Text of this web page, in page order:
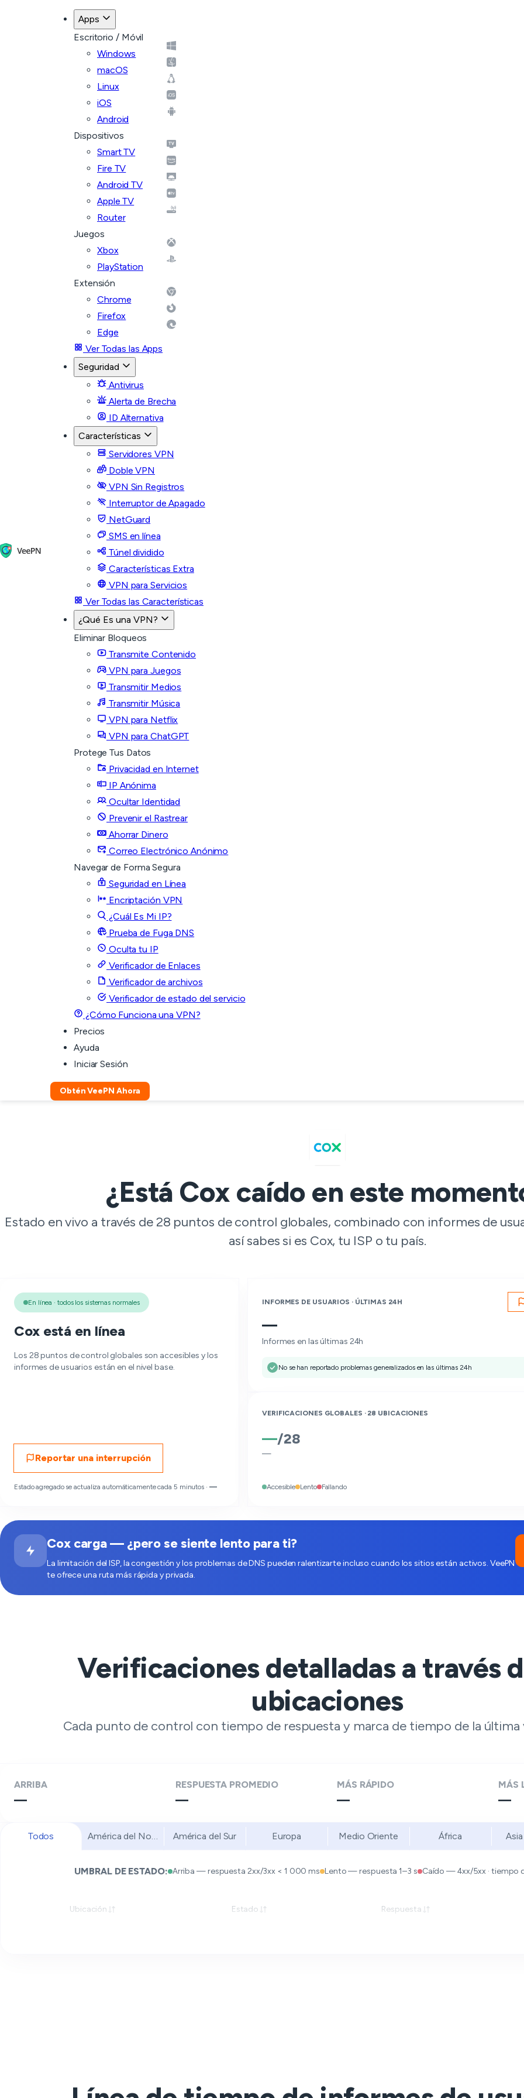
Apps
Escritorio / Móvil
Windows
macOS
Linux
iOS
Android
Dispositivos
Smart TV
Fire TV
Android TV
Apple TV
Router
Juegos
Xbox
PlayStation
Extensión
Chrome
Firefox
Edge
Ver Todas las Apps
Seguridad
Antivirus
Alerta de Brecha
ID Alternativa
Características
Servidores VPN
Doble VPN
VPN Sin Registros
Interruptor de Apagado
NetGuard
SMS en línea
Túnel dividido
Características Extra
VPN para Servicios
Ver Todas las Características
¿Qué Es una VPN?
Eliminar Bloqueos
Transmite Contenido
VPN para Juegos
Transmitir Medios
Transmitir Música
VPN para Netflix
VPN para ChatGPT
Protege Tus Datos
Privacidad en Internet
IP Anónima
Ocultar Identidad
Prevenir el Rastrear
Ahorrar Dinero
Correo Electrónico Anónimo
Navegar de Forma Segura
Seguridad en Línea
Encriptación VPN
¿Cuál Es Mi IP?
Prueba de Fuga DNS
Oculta tu IP
Verificador de Enlaces
Verificador de archivos
Verificador de estado del servicio
¿Cómo Funciona una VPN?
Precios
Ayuda
Iniciar Sesión
Obtén VeePN Ahora
¿Está Cox caído en este
Estado en vivo a través de 28 puntos de control globales, combinado con informes de
así sabes si es Cox, tu ISP o tu país.
En línea · todos los sistemas normales
Cox está en línea
Los 28 puntos de control globales son accesibles y los
informes de usuarios están en el nivel base.
Reportar una interrupción
Estado agregado se actualiza automáticamente cada 5 minutos · —
INFORMES DE USUARIOS · ÚLTIMAS 24H
—
Informes en las últimas 24h
No se han reportado problemas generalizados en las últimas 24h
VERIFICACIONES GLOBALES · 28 UBICACIONES
—/28
—
Accesible Lento Fallando
Cox carga — ¿pero se siente lento para ti?
La limitación del ISP, la congestión y los problemas de DNS pueden ralentizarte incluso cuando los sitios están activos. VeePN
te ofrece una ruta más rápida y privada.
Verificaciones detalladas a través
ubicaciones
Cada punto de control con tiempo de respuesta y marca de tiempo de la
ARRIBA
—
RESPUESTA PROMEDIO
—
MÁS RÁPIDO
—
MÁS
—
Todos América del Norte América del Sur Europa Medio Oriente África
UMBRAL DE ESTADO: Arriba — respuesta 2xx/3xx < 1 000 ms Lento — respuesta 1–3 s Caído — 4xx/5xx · tiempo
Ubicación Estado Respuesta